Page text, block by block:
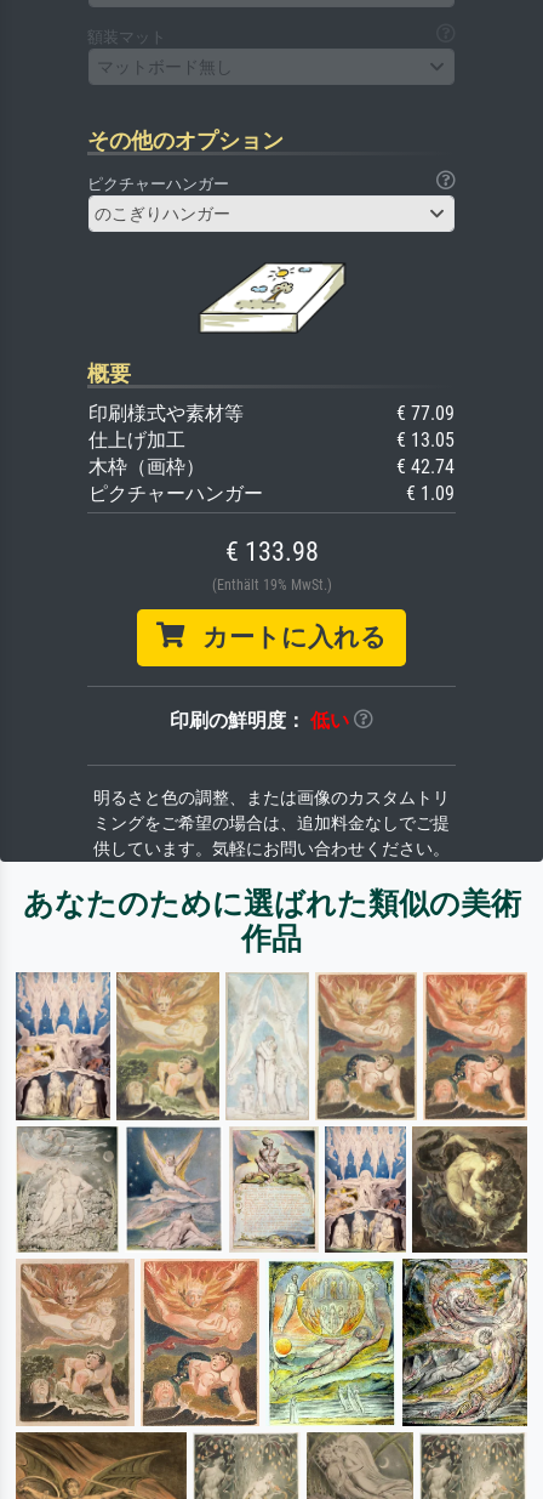
額装マット
マットボード無し
その他のオプション
ピクチャーハンガー
のこぎりハンガー
概要
印刷様式や素材等
€ 77.09
仕上げ加工
€ 13.05
木枠（画枠）
€ 42.74
ピクチャーハンガー
€ 1.09
€ 133.98
(Enthält 19% MwSt.)
カートに入れる
印刷の鮮明度： 低い
明るさと色の調整、または画像のカスタムトリ
ミングをご希望の場合は、追加料金なしでご提
供しています。気軽にお問い合わせください。
あなたのために選ばれた類似の美術
作品